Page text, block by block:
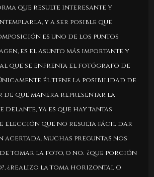
que resulte interesante y
y a ser posible que
es uno de los puntos
es el asunto más importante y
que se enfrenta el fotógrafo de
únicamente él tiene la posibilidad de
que manera representar la
delante, ya es que hay tantas
elección que no resulta fácil dar
Muchas preguntas nos
tomar la foto, o no. ¿que porción
¿realizo la toma horizontal o